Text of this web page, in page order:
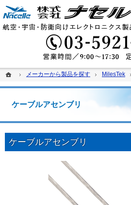
ホームメーカーから製品を探す MilesTek
ケーブルアセンブリ
搭載用VPXボード/システム
カスタム可能な堅牢パソコン、ディスプレイ、スイッチ
ケーブルアセンブリ
ホームメーカーから製品を探す MilesTek